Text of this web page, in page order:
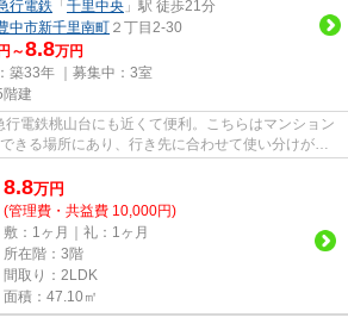
行電鉄 「 千里中央 」駅 徒歩21分
中市新千里南町 ２丁目2-30
～8.8万円
築33年 ｜募集中： 3室
階建
電鉄桃山台にも近くて便利。こちらはマンション
きる場所にあり、行き先に合わせて使い分けがで
8.8万円
(管理費・共益費 10,000円)
敷：1ヶ月｜礼：1ヶ月
所在階：3階
間取り：2LDK
面積：47.10㎡